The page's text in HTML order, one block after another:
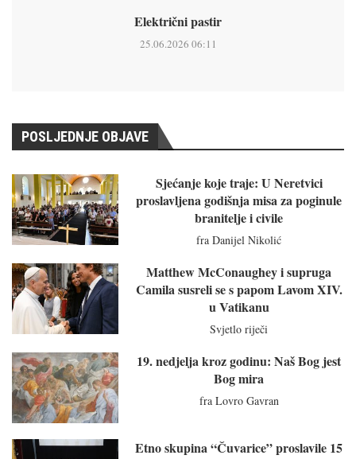
Električni pastir
25.06.2026 06:11
POSLJEDNJE OBJAVE
Sjećanje koje traje: U Neretvici
proslavljena godišnja misa za poginule
branitelje i civile
fra Danijel Nikolić
Matthew McConaughey i supruga
Camila susreli se s papom Lavom XIV.
u Vatikanu
Svjetlo riječi
19. nedjelja kroz godinu: Naš Bog jest
Bog mira
fra Lovro Gavran
Etno skupina “Čuvarice” proslavile 15